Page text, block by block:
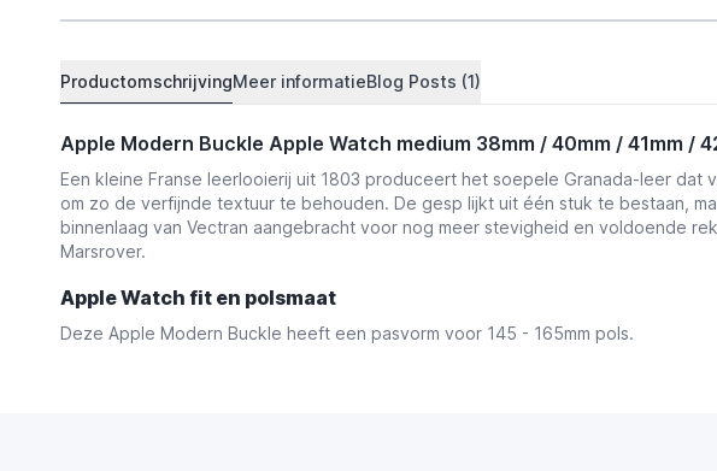
ProductomschrijvingMeer informatieBlog Posts (1)
Apple Modern Buckle Apple Watch medium 38mm / 40mm / 41mm /
Een kleine Franse leerlooierij uit 1803 produceert het soepele Granada-leer
om zo de verfijnde textuur te behouden. De gesp lijkt uit één stuk te bestaan,
binnenlaag van Vectran aangebracht voor nog meer stevigheid en voldoende
Marsrover.
Apple Watch fit en polsmaat
Deze Apple Modern Buckle heeft een pasvorm voor 145 - 165mm pols.